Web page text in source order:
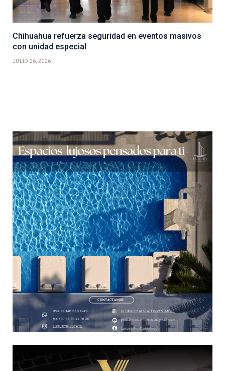
Chihuahua refuerza seguridad en eventos masivos
con unidad especial
JULIO 26, 2026